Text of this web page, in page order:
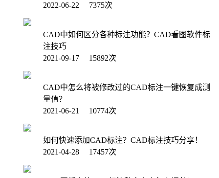
2022-06-22 7375次
CAD中如何区分各种标注功能？CAD看图软件标
注技巧
2021-09-17 15892次
CAD中怎么将被修改过的CAD标注一键恢复成测
量值？
2021-06-21 10774次
如何快速添加CAD标注？CAD标注技巧分享！
2021-04-28 17457次